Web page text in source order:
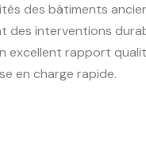
des bâtiments
des interventions
excellent rapport
en charge rapide.